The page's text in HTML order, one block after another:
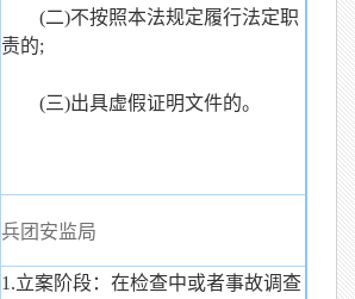
(二)不按照本法规定履行法定职
责的;
(三)出具虚假证明文件的。
兵团安监局
1.立案阶段：在检查中或者事故调查